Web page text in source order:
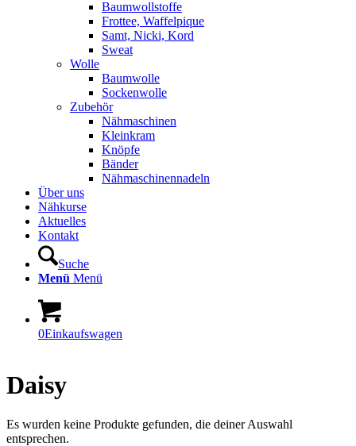
Baumwollstoffe
Frottee, Waffelpique
Samt, Nicki, Kord
Sweat
Wolle
Baumwolle
Sockenwolle
Zubehör
Nähmaschinen
Kleinkram
Knöpfe
Bänder
Nähmaschinennadeln
Über uns
Nähkurse
Aktuelles
Kontakt
Suche
Menü Menü
0Einkaufswagen
Daisy
Es wurden keine Produkte gefunden, die deiner Auswahl
entsprechen.